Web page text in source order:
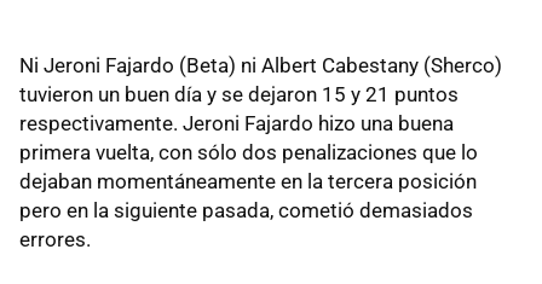
Ni Jeroni Fajardo (Beta) ni Albert Cabestany (Sherco)
tuvieron un buen día y se dejaron 15 y 21 puntos
respectivamente. Jeroni Fajardo hizo una buena
primera vuelta, con sólo dos penalizaciones que lo
dejaban momentáneamente en la tercera posición
pero en la siguiente pasada, cometió demasiados
errores.